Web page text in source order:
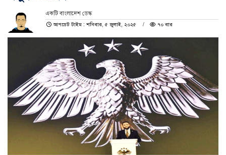
একটি বাংলাদেশ ডেস্ক
আপডেট টাইম : শনিবার, ৫ জুলাই, ২০২৫
৭০ বার